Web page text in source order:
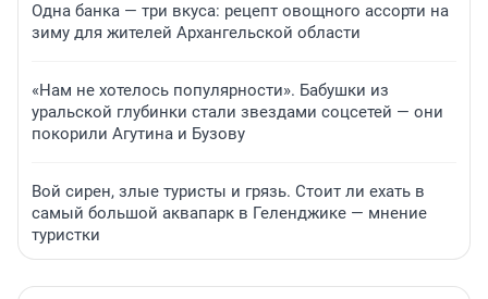
Одна банка — три вкуса: рецепт овощного ассорти на
зиму для жителей Архангельской области
«Нам не хотелось популярности». Бабушки из
уральской глубинки стали звездами соцсетей — они
покорили Агутина и Бузову
Вой сирен, злые туристы и грязь. Стоит ли ехать в
самый большой аквапарк в Геленджике — мнение
туристки